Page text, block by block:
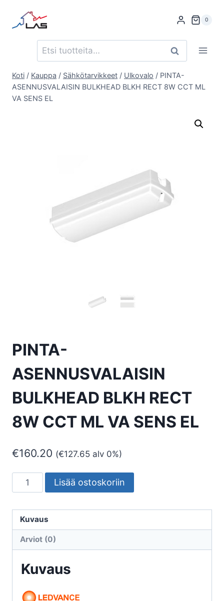
sisältöön
0
Etsi: Haku
Koti / Kauppa / Sähkötarvikkeet / Ulkovalo / PINTA-
ASENNUSVALAISIN BULKHEAD BLKH RECT 8W CCT ML
VA SENS EL
PINTA-
ASENNUSVALAISIN
BULKHEAD BLKH RECT
8W CCT ML VA SENS EL
€160.20 (€127.65 alv 0%)
PINTA-
ASENNUSVALAISIN
BLKH
RECT
ML
Lisää ostoskoriin
Kuvaus
Arviot (0)
Kuvaus